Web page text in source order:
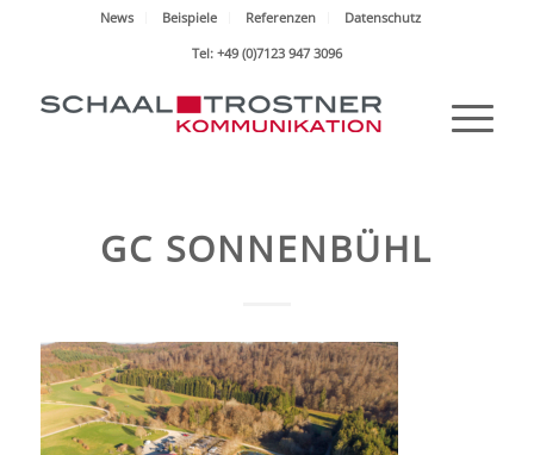
News Beispiele Referenzen
Datenschutz
Tel: +49 (0)7123 947 3096
GC SONNENBÜHL